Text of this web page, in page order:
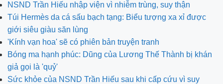
NSND Trần Hiếu nhập viện vì nhiễm trùng, suy thận
Túi Hermès da cá sấu bạch tạng: Biểu tượng xa xỉ được
giới siêu giàu săn lùng
'Kính vạn hoa' sẽ có phiên bản truyện tranh
Bóng ma hạnh phúc: Dũng của Lương Thế Thành bị khán
giả gọi là 'quỷ'
Sức khỏe của NSND Trần Hiếu sau khi cấp cứu vì suy